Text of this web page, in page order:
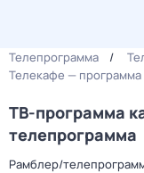
Телепрограмма
Телекафе — программа
ТВ-программа
телепрограмма
Рамблер/